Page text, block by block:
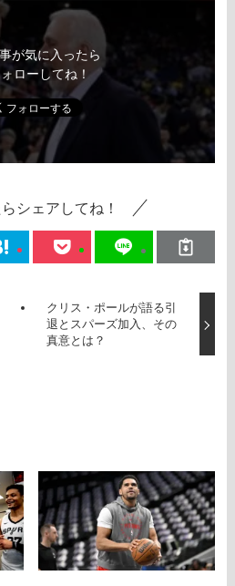
が気に入ったら
ローしてね！
シェアしてね！
クリス・ポールが語る引
退とスパーズ加入、その
真意とは？